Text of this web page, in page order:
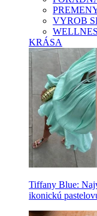
VYROB
KRÁSA
Tiffany Blue:
ikonickú